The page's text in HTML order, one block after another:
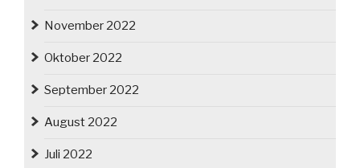
November 2022
Oktober 2022
September 2022
August 2022
Juli 2022